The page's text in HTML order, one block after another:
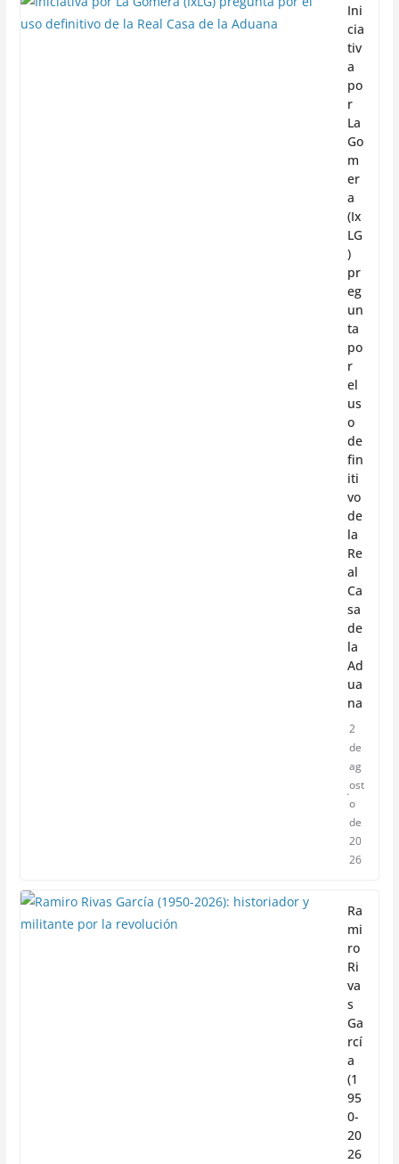
Ini
cia
tiv
a
po
r
La
Go
m
er
a
(Ix
LG
)
pr
eg
un
ta
po
r
el
us
o
de
fin
iti
vo
de
la
Re
al
Ca
sa
de
la
Ad
ua
na
2
de
ag
ost
o
de
20
26
Ra
mi
ro
Ri
va
s
Ga
rcí
a
(1
95
0-
20
26